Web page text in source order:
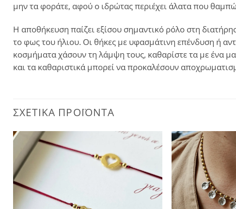
μην τα φοράτε, αφού ο ιδρώτας περιέχει άλατα που
Η αποθήκευση παίζει εξίσου σημαντικό ρόλο στη
το φως του ήλιου. Οι θήκες με υφασμάτινη επένδυση ή
κοσμήματα χάσουν τη λάμψη τους, καθαρίστε τα με ένα
και τα καθαριστικά μπορεί να προκαλέσουν
ΣΧΕΤΙΚΆ ΠΡΟΪΌΝΤΑ
wishlist